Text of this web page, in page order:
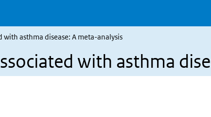
with asthma disease: A meta-analysis
with asthma